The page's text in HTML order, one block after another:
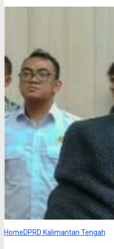
HomeDPRD Kalimantan Tengah